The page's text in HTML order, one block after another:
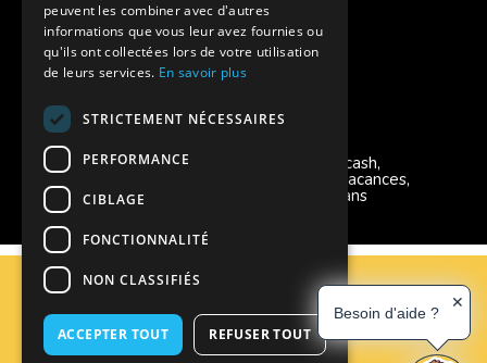
Vacances Adaptées Adulte Supernova
Modes de règlement acceptés
Chèque, Virement, Espèces, Mandats cash,
Bons CAF, Conseil général, Chèques vacances,
Carte bancaire, Prise en charge reçu sans
règlement, Prélèvement, Pass Colo
Plan du site
Espace Professionnels
peuvent les combiner avec d'autres
informations que vous leur avez fournies ou
qu'ils ont collectées lors de votre utilisation
de leurs services. En savoir plus
STRICTEMENT NÉCESSAIRES
PERFORMANCE
CIBLAGE
FONCTIONNALITÉ
NON CLASSIFIÉS
ACCEPTER TOUT REFUSER TOUT
Besoin d'aide ?
✕